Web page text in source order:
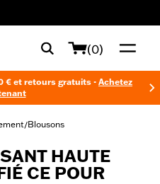
(0)
€ et retours gratuits - Achetez
/Blousons
HAUTE
CE POUR